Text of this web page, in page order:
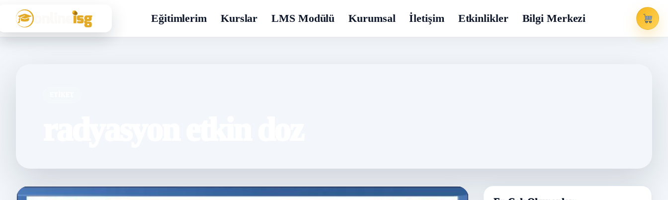
Eğitimlerim Kurslar LMS Modülü Kurumsal İletişim Etkinlikler Bilgi Merkezi